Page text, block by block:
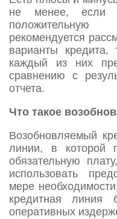
не менее, если
рекомендуется
варианты кредита,
каждый из них
сравнению с
отчета.
Что такое
Возобновляемый
линии, в которой
обязательную
использовать
мере
кредитная линия
оперативных